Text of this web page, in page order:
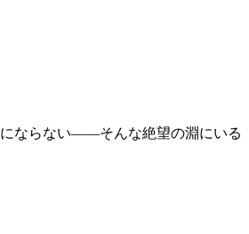
ならない――そんな絶望の淵にいる